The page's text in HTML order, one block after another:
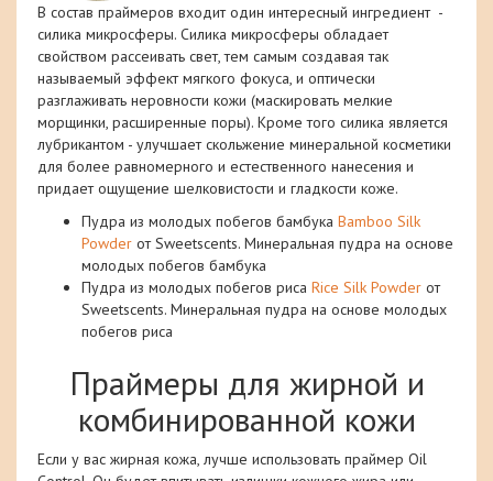
В состав праймеров входит один интересный ингредиент -
силика микросферы. Силика микросферы обладает
свойством рассеивать свет, тем самым создавая так
называемый эффект мягкого фокуса, и оптически
разглаживать неровности кожи (маскировать мелкие
морщинки, расширенные поры). Кроме того силика является
лубрикантом - улучшает скольжение минеральной косметики
для более равномерного и естественного нанесения и
придает ощущение шелковистости и гладкости коже.
Пудра из молодых побегов бамбука Bamboo Silk
Powder от Sweetscents. Минеральная пудра на основе
молодых побегов бамбука
Пудра из молодых побегов риса Rice Silk Powder от
Sweetscents. Минеральная пудра на основе молодых
побегов риса
Праймеры для жирной и
комбинированной кожи
Если у вас жирная кожа, лучше использовать праймер Oil